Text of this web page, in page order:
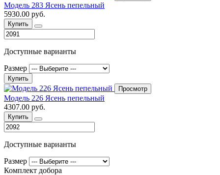
Модель 283 Ясень пепельный
5930.00 руб.
Купить
Доступные варианты
Размер
Купить
Просмотр
Модель 226 Ясень пепельный
4307.00 руб.
Купить
Доступные варианты
Размер
Комплект добора